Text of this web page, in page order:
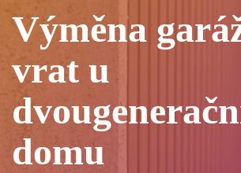
Výměna
vrat u
domu